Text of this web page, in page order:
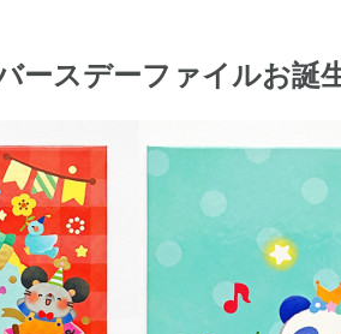
ースデーファイルお誕